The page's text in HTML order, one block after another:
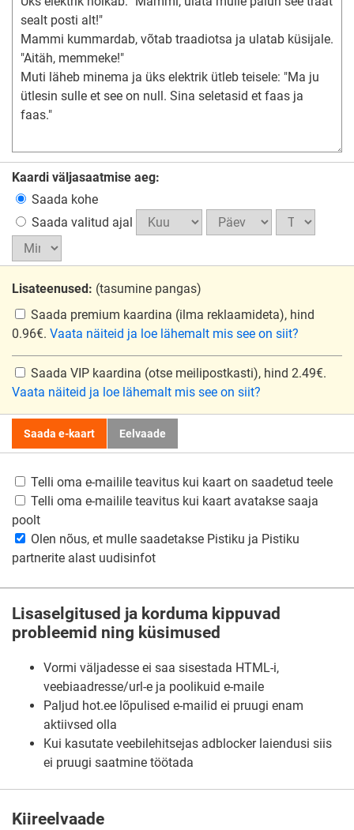
Kaardi väljasaatmise aeg:
Saada kohe
Saada valitud ajal
Lisateenused: (tasumine pangas)
Saada premium kaardina (ilma reklaamideta), hind
0.96€. Vaata näiteid ja loe lähemalt mis see on siit?
Saada VIP kaardina (otse meilipostkasti), hind 2.49€.
Vaata näiteid ja loe lähemalt mis see on siit?
Saada e-kaart Eelvaade
Telli oma e-mailile teavitus kui kaart on saadetud teele
Telli oma e-mailile teavitus kui kaart avatakse saaja
poolt
Olen nõus, et mulle saadetakse Pistiku ja Pistiku
partnerite alast uudisinfot
Lisaselgitused ja korduma kippuvad
probleemid ning küsimused
Vormi väljadesse ei saa sisestada HTML-i,
veebiaadresse/url-e ja poolikuid e-maile
Paljud hot.ee lõpulised e-mailid ei pruugi enam
aktiivsed olla
Kui kasutate veebilehitsejas adblocker laiendusi siis
ei pruugi saatmine töötada
Kiireelvaade